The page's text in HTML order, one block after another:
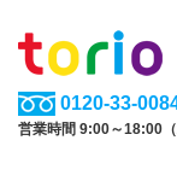
0120-33-
営業時間 9:00～18:00（